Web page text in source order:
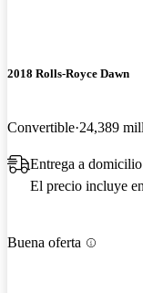
2018 Rolls-Royce Dawn
Convertible 24,389
Entrega a
El precio incluye
Buena oferta